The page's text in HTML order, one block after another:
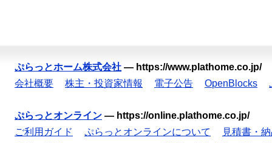
ぷらっとホーム株式会社 — https://www.plathome.co.jp/
会社概要
株主・投資家情報 電子公告 OpenBlocks
ぷらっとオンライン — https://online.plathome.co.jp/
ご利用ガイド
ぷらっとオンラインについて
見積書・